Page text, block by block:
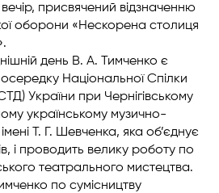
вечір, присвячений відзначенню
оборони «Нескорена столиця
день В. А. Тимченко є
Національної Спілки
України при Чернігівському
українському музично-
Т. Г. Шевченка, яка об’єднує
і проводить велику роботу по
театрального мистецтва.
по сумісництву